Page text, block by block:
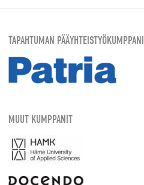
TAPAHTUMAN PÄÄYHTEISTYÖKUMPPANI
MUUT KUMPPANIT